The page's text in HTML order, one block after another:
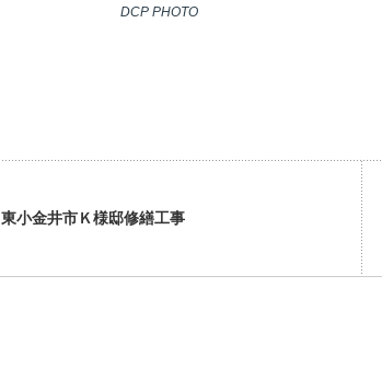
DCP PHOTO
東小金井市Ｋ様邸修繕工事